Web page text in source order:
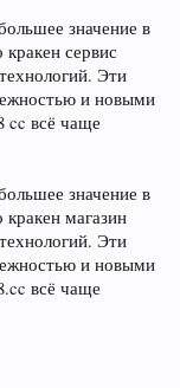
значение в
сервис
Эти
и новыми
cc всё чаще
значение в
магазин
Эти
и новыми
всё чаще